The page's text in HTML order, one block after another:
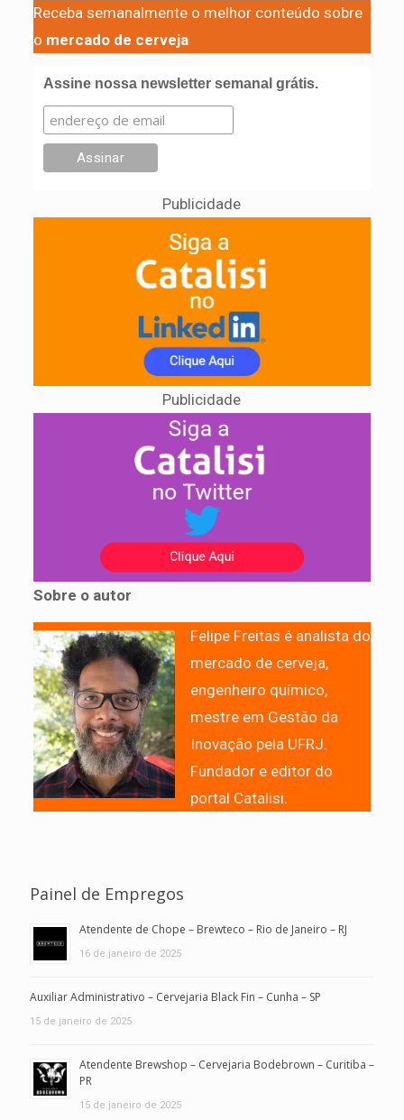
Receba semanalmente o melhor conteúdo sobre
o mercado de cerveja
Assine nossa newsletter semanal grátis.
Publicidade
Publicidade
Sobre o autor
Felipe Freitas é analista do
mercado de cerveja,
engenheiro químico,
mestre em Gestão da
Inovação pela UFRJ.
Fundador e editor do
portal Catalisi.
Painel de Empregos
Atendente de Chope – Brewteco – Rio de Janeiro – RJ
16 de janeiro de 2025
Auxiliar Administrativo – Cervejaria Black Fin – Cunha – SP
15 de janeiro de 2025
Atendente Brewshop – Cervejaria Bodebrown – Curitiba –
PR
15 de janeiro de 2025